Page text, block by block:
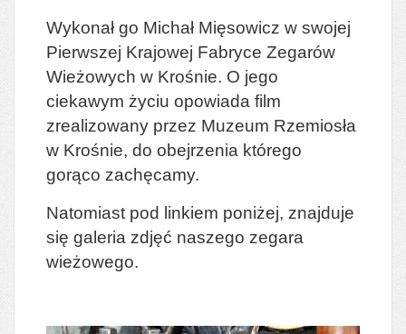
Wykonał go Michał Mięsowicz w swojej
Pierwszej Krajowej Fabryce Zegarów
Wieżowych w Krośnie. O jego
ciekawym życiu opowiada film
zrealizowany przez Muzeum Rzemiosła
w Krośnie, do obejrzenia którego
gorąco zachęcamy.
Natomiast pod linkiem poniżej, znajduje
się galeria zdjęć naszego zegara
wieżowego.